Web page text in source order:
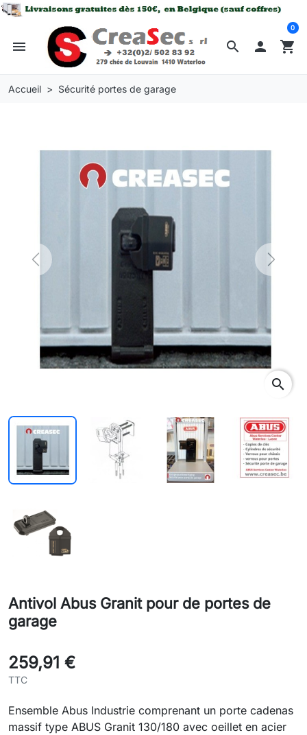
search
menu  shopping_cart
0
Accueil Sécurité portes de garage
Previous Next
search
Antivol Abus Granit pour de portes de
garage
259,91 €
TTC
Ensemble Abus Industrie comprenant un porte cadenas
massif type ABUS Granit 130/180 avec oeillet en acier